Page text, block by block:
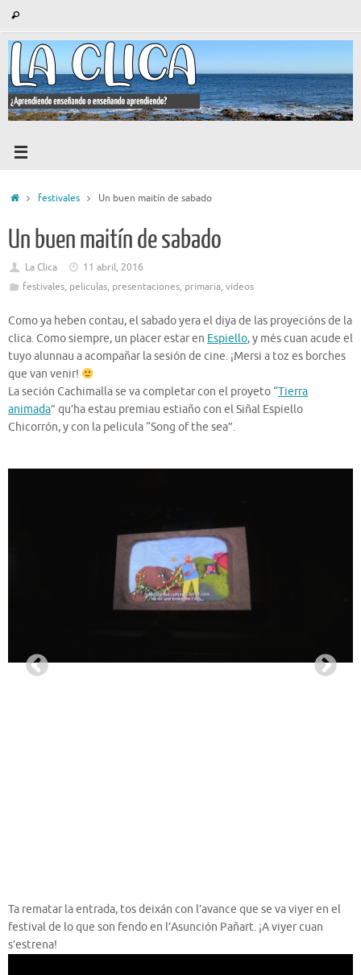
contenido
Buscar
Iniciofestivales Un buen maitín de sabado
Un buen maitín de sabado
La Clica
11 abril, 2016
festivales, peliculas, presentaciones, primaria, videos
Como ya heben contau, el sabado yera el diya de las proyecións de la
clica. Como siempre, un placer estar en Espiello, y més cuan acude el
tuyo alunnau a acompañar la sesión de cine. ¡Mersi a toz es borches
que van venir!
La seción Cachimalla se va completar con el proyeto “Tierra
animada” qu’ha estau premiau estiaño con el Siñal Espiello
Chicorrón, y con la pelicula “Song of the sea”.
Ta rematar la entrada, tos deixán con l’avance que se va viyer en el
festival de lo que son fendo en l’Asunción Pañart. ¡A viyer cuan
s’estrena!